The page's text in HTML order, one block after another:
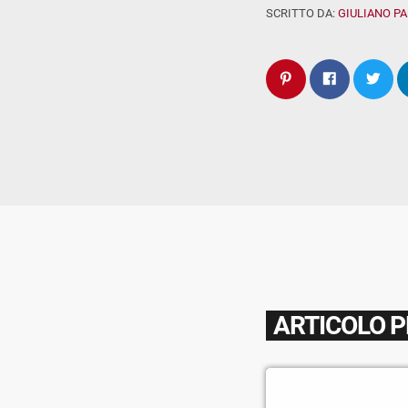
SCRITTO DA: GIULIANO
ARTICOLO